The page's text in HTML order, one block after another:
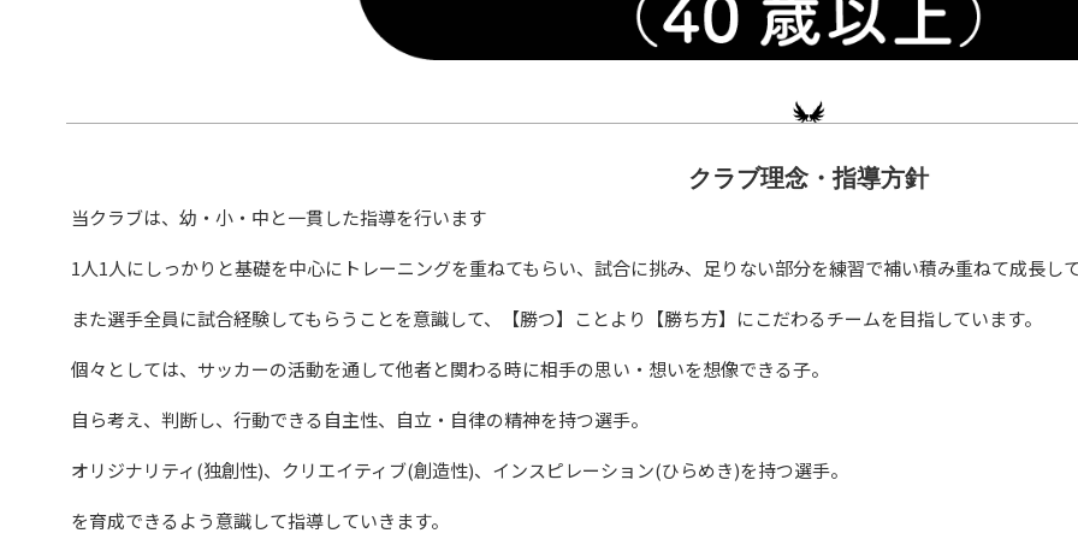
クラブ理念・指導方針
当クラブは、幼・小・中と一貫した指導を行います
1人1人にしっかりと基礎を中心にトレーニングを重ねてもらい、試合に挑み、足りない部分を練習で補い積み重ねて成長して
また選手全員に試合経験してもらうことを意識して、【勝つ】ことより【勝ち方】にこだわるチームを目指しています。
個々としては、サッカーの活動を通して他者と関わる時に相手の思い・想いを想像できる子。
自ら考え、判断し、行動できる自主性、自立・自律の精神を持つ選手。
オリジナリティ(独創性)、クリエイティブ(創造性)、インスピレーション(ひらめき)を持つ選手。
を育成できるよう意識して指導していきます。